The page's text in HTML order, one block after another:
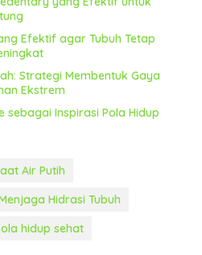
Efektif agar Tubuh Tetap
Strategi Membentuk Gaya
Ekstrem
sebagai Inspirasi Pola Hidup
Air Putih
Hidrasi Tubuh
hidup sehat